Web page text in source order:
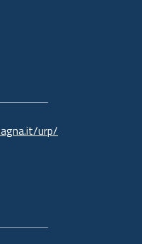
urp/